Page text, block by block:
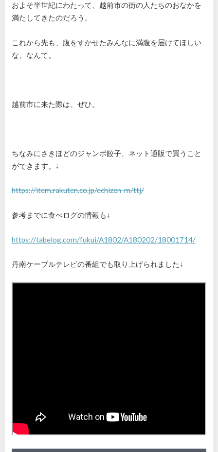
およそ半世紀にわたって、越前市の街の人たちのおなかを
満たしてきたのだろう。
これから先も、腹をすかせたみんなに満腹を届けてほしい
な、なんて。
越前市に来た際は、ぜひ。
ちなみにさきほどのジャンボ餃子、ネット通販で買うこと
ができます。↓
https://item.rakuten.co.jp/echizen-m/ttj/
参考までに食べログの情報も↓
https://tabelog.com/fukui/A1802/A180202/18001714/
丹南ケーブルテレビの番組でも取り上げられました↓